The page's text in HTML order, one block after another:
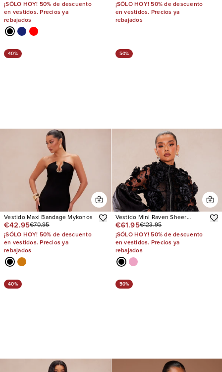
¡SÓLO HOY! 50% de descuento
en vestidos. Precios ya
rebajados
¡SÓLO HOY! 50% de descuento
en vestidos. Precios ya
rebajados
40%
Vestido Maxi Bandage Mykonos
€42.95€70.95
¡SÓLO HOY! 50% de descuento
en vestidos. Precios ya
rebajados
50%
Vestido Mini Raven Sheer
Embroidered
€61.95€123.95
¡SÓLO HOY! 50% de descuento
en vestidos. Precios ya
rebajados
40% 50%